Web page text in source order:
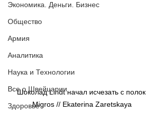
Экономика. Деньги. Бизнес
Общество
Армия
Аналитика
Наука и Технологии
Все о Швейцарии
Здоровье
Шоколад Lindt начал исчезать с полок
Migros // Ekaterina Zaretskaya